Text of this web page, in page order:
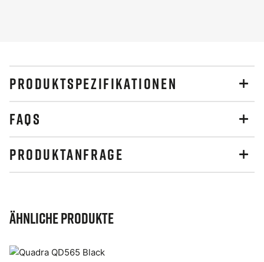
PRODUKTSPEZIFIKATIONEN
FAQS
PRODUKTANFRAGE
Ähnliche Produkte